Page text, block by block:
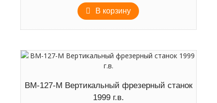
В корзину
ВМ-127-М Вертикальный фрезерный станок
1999 г.в.